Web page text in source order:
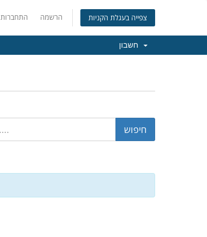
התחברות הרשמה צפייה בעגלת הקניות